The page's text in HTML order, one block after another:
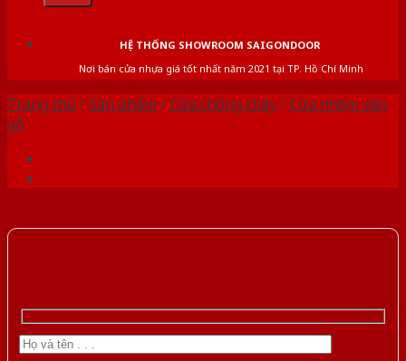
HỆ THỐNG SHOWROOM SAIGONDOOR
Nơi bán cửa nhựa giá tốt nhất năm 2021 tại TP. Hồ Chí Minh
Trang chủ /Sản phẩm /Cửa chống cháy/Cửa nhôm vân
gỗ